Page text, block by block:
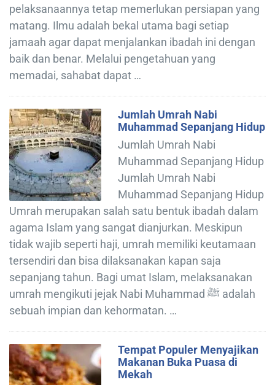
pelaksanaannya tetap memerlukan persiapan yang
matang. Ilmu adalah bekal utama bagi setiap
jamaah agar dapat menjalankan ibadah ini dengan
baik dan benar. Melalui pengetahuan yang
memadai, sahabat dapat …
Jumlah Umrah Nabi
Muhammad Sepanjang Hidup
Jumlah Umrah Nabi
Muhammad Sepanjang Hidup
Jumlah Umrah Nabi
Muhammad Sepanjang Hidup
Umrah merupakan salah satu bentuk ibadah dalam
agama Islam yang sangat dianjurkan. Meskipun
tidak wajib seperti haji, umrah memiliki keutamaan
tersendiri dan bisa dilaksanakan kapan saja
sepanjang tahun. Bagi umat Islam, melaksanakan
umrah mengikuti jejak Nabi Muhammad ﷺ adalah
sebuah impian dan kehormatan. …
Tempat Populer Menyajikan
Makanan Buka Puasa di
Mekah